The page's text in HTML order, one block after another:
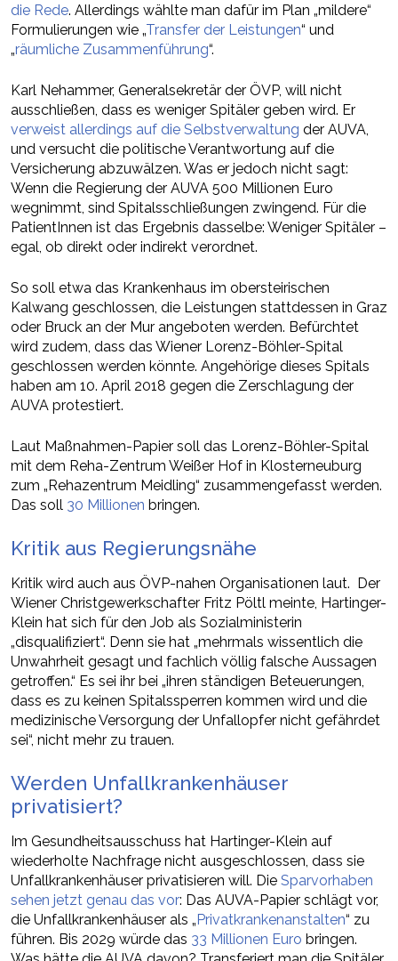
die Rede. Allerdings wählte man dafür im Plan „mildere“
Formulierungen wie „Transfer der Leistungen“ und
„räumliche Zusammenführung“.
Karl Nehammer, Generalsekretär der ÖVP, will nicht
ausschließen, dass es weniger Spitäler geben wird. Er
verweist allerdings auf die Selbstverwaltung der AUVA,
und versucht die politische Verantwortung auf die
Versicherung abzuwälzen. Was er jedoch nicht sagt:
Wenn die Regierung der AUVA 500 Millionen Euro
wegnimmt, sind Spitalsschließungen zwingend. Für die
PatientInnen ist das Ergebnis dasselbe: Weniger Spitäler –
egal, ob direkt oder indirekt verordnet.
So soll etwa das Krankenhaus im obersteirischen
Kalwang geschlossen, die Leistungen stattdessen in Graz
oder Bruck an der Mur angeboten werden. Befürchtet
wird zudem, dass das Wiener Lorenz-Böhler-Spital
geschlossen werden könnte. Angehörige dieses Spitals
haben am 10. April 2018 gegen die Zerschlagung der
AUVA protestiert.
Laut Maßnahmen-Papier soll das Lorenz-Böhler-Spital
mit dem Reha-Zentrum Weißer Hof in Klosterneuburg
zum „Rehazentrum Meidling“ zusammengefasst werden.
Das soll 30 Millionen bringen.
Kritik aus Regierungsnähe
Kritik wird auch aus ÖVP-nahen Organisationen laut. Der
Wiener Christgewerkschafter Fritz Pöltl meinte, Hartinger-
Klein hat sich für den Job als Sozialministerin
„disqualifiziert“. Denn sie hat „mehrmals wissentlich die
Unwahrheit gesagt und fachlich völlig falsche Aussagen
getroffen.“ Es sei ihr bei „ihren ständigen Beteuerungen,
dass es zu keinen Spitalssperren kommen wird und die
medizinische Versorgung der Unfallopfer nicht gefährdet
sei“, nicht mehr zu trauen.
Werden Unfallkrankenhäuser
privatisiert?
Im Gesundheitsausschuss hat Hartinger-Klein auf
wiederholte Nachfrage nicht ausgeschlossen, dass sie
Unfallkrankenhäuser privatisieren will. Die Sparvorhaben
sehen jetzt genau das vor: Das AUVA-Papier schlägt vor,
die Unfallkrankenhäuser als „Privatkrankenanstalten“ zu
führen. Bis 2029 würde das 33 Millionen Euro bringen.